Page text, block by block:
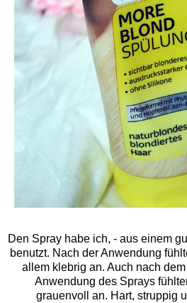
Den Spray habe ich, - aus einem
benutzt. Nach der Anwendung
allem klebrig an. Auch nach
Anwendung des Sprays
grauenvoll an. Hart, struppig